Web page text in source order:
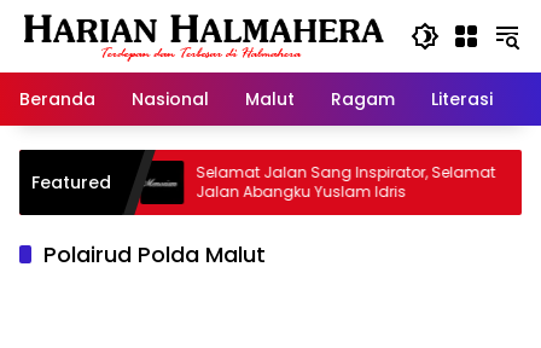
Langsung
Beranda
Nasional Malut Ragam Literasi
Featured
Selamat Jalan Sang Inspirator, Selamat
Jalan Abangku Yuslam Idris
Polairud Polda Malut